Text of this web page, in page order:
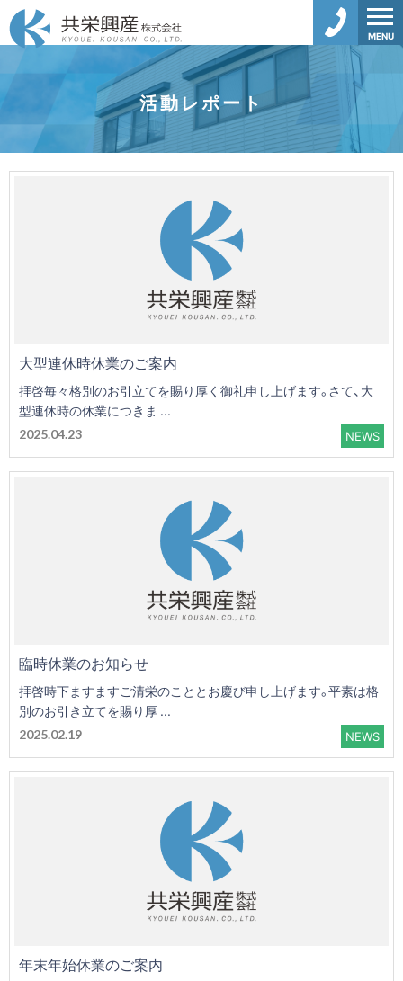
MENU
活動レポート
大型連休時休業のご案内
拝啓毎々格別のお引立てを賜り厚く御礼申し上げます。さて、大
型連休時の休業につきま ...
2025.04.23 NEWS
臨時休業のお知らせ
拝啓時下ますますご清栄のこととお慶び申し上げます。平素は格
別のお引き立てを賜り厚 ...
2025.02.19 NEWS
年末年始休業のご案内